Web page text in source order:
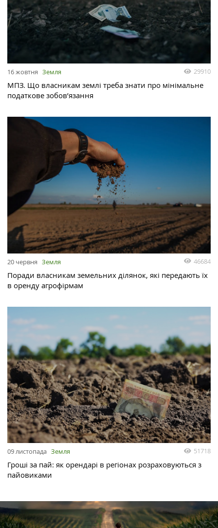
16 жовтня Земля 29910
МПЗ. Що власникам землі треба знати про мінімальне
податкове зобов’язання
20 червня Земля 46684
Поради власникам земельних ділянок, які передають їх
в оренду агрофірмам
09 листопада Земля 51718
Гроші за пай: як орендарі в регіонах розраховуються з
пайовиками